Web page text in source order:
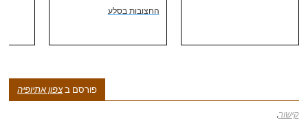
החצובות בסלע
פורסם בצפון אתיופיה
קישור.